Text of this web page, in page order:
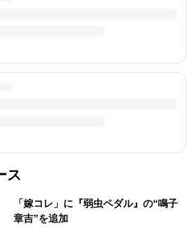
ス
「嫁コレ」に『弱虫ペダル』の“鳴子
章吉”を追加